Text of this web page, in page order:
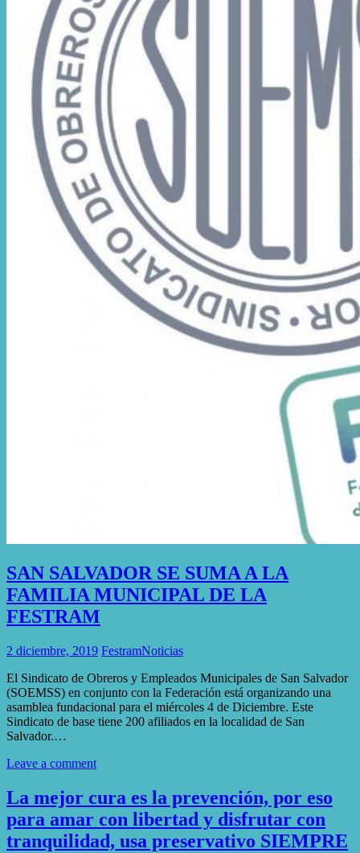
SAN SALVADOR SE SUMA A LA
FAMILIA MUNICIPAL DE LA
FESTRAM
2 diciembre, 2019 FestramNoticias
El Sindicato de Obreros y Empleados Municipales de San Salvador
(SOEMSS) en conjunto con la Federación está organizando una
asamblea fundacional para el miércoles 4 de Diciembre. Este
Sindicato de base tiene 200 afiliados en la localidad de San
Salvador.…
Leave a comment
La mejor cura es la prevención, por eso
para amar con libertad y disfrutar con
tranquilidad, usa preservativo SIEMPRE